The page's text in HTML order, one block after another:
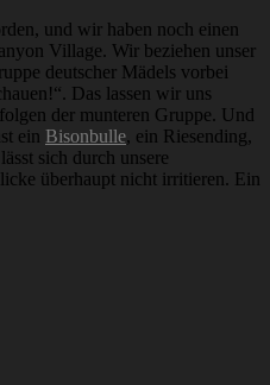
und wir haben noch einen
Village. Wir beziehen unser
deutscher Mädels vorbei
Das lassen wir uns
der munteren Gruppe. Und
ein Bisonbulle, ein Riesending,
sich durch unsere
überhaupt nicht irritieren. Ein